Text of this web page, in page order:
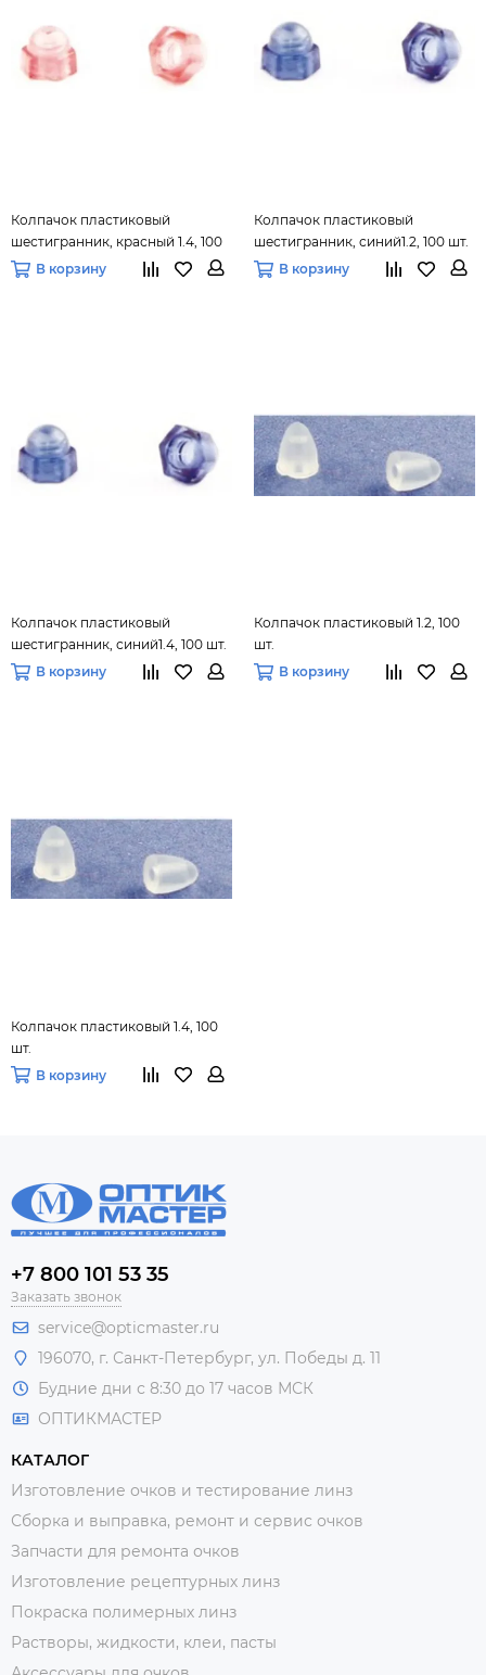
Колпачок пластиковый
шестигранник, красный 1.4, 100
шт. В корзину
Колпачок пластиковый
шестигранник, синий1.2, 100 шт.
В корзину
Колпачок пластиковый
шестигранник, синий1.4, 100 шт.
В корзину
Колпачок пластиковый 1.2, 100
шт.
В корзину
Колпачок пластиковый 1.4, 100
шт.
В корзину
+7 800 101 53 35
Заказать звонок
service@opticmaster.ru
196070, г. Санкт-Петербург, ул. Победы д. 11
Будние дни с 8:30 до 17 часов МСК
ОПТИКМАСТЕР
КАТАЛОГ
Изготовление очков и тестирование линз
Сборка и выправка, ремонт и сервис очков
Запчасти для ремонта очков
Изготовление рецептурных линз
Покраска полимерных линз
Растворы, жидкости, клеи, пасты